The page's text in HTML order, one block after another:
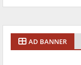
AD BANNER